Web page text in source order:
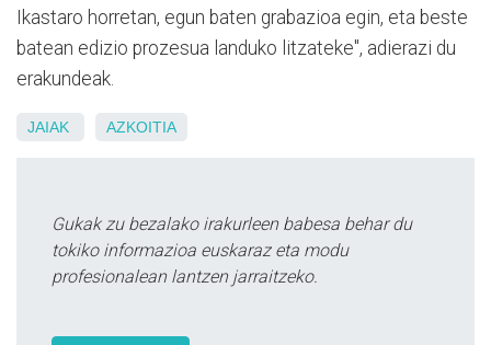
Ikastaro horretan, egun baten grabazioa egin, eta beste
batean edizio prozesua landuko litzateke", adierazi du
erakundeak.
JAIAK AZKOITIA
Gukak zu bezalako irakurleen babesa behar du
tokiko informazioa euskaraz eta modu
profesionalean lantzen jarraitzeko.